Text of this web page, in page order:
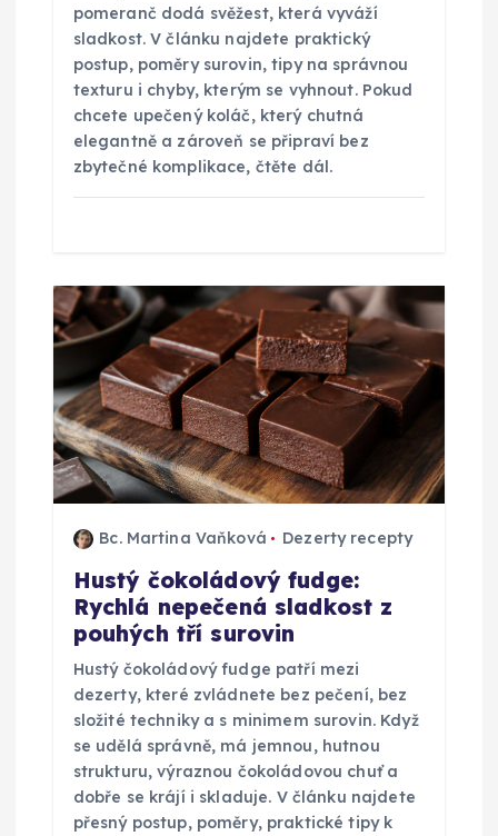
pomeranč dodá svěžest, která vyváží
sladkost. V článku najdete praktický
postup, poměry surovin, tipy na správnou
texturu i chyby, kterým se vyhnout. Pokud
chcete upečený koláč, který chutná
elegantně a zároveň se připraví bez
zbytečné komplikace, čtěte dál.
Bc. Martina Vaňková Dezerty recepty
Hustý čokoládový fudge:
Rychlá nepečená sladkost z
pouhých tří surovin
Hustý čokoládový fudge patří mezi
dezerty, které zvládnete bez pečení, bez
složité techniky a s minimem surovin. Když
se udělá správně, má jemnou, hutnou
strukturu, výraznou čokoládovou chuť a
dobře se krájí i skladuje. V článku najdete
přesný postup, poměry, praktické tipy k